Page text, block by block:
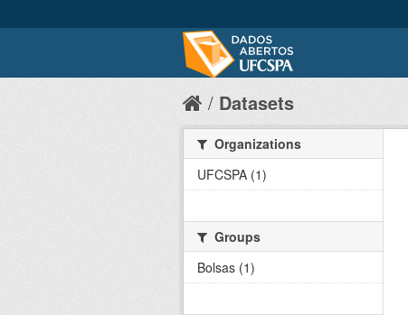
Datasets
Organizations
UFCSPA (1)
Groups
Bolsas (1)